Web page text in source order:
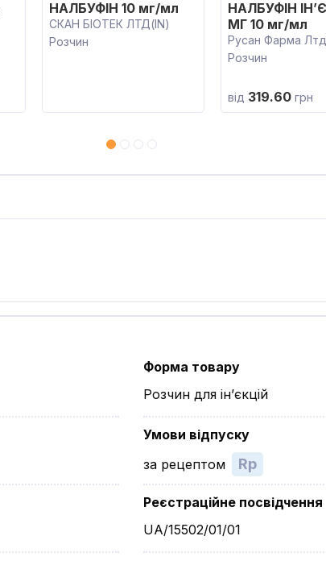
НАЛБУФІН 10 мг/мл
СКАН БІОТЕК ЛТД(IN)
Розчин
НАЛБУФІН
МГ 10 мг/мл
Русан Фарма
Розчин
від 319.60 грн
Форма товару
Розчин для ін’єкцій
Умови відпуску
за рецептом
Rp
Реєстраційне посвідчення
UA/15502/01/01